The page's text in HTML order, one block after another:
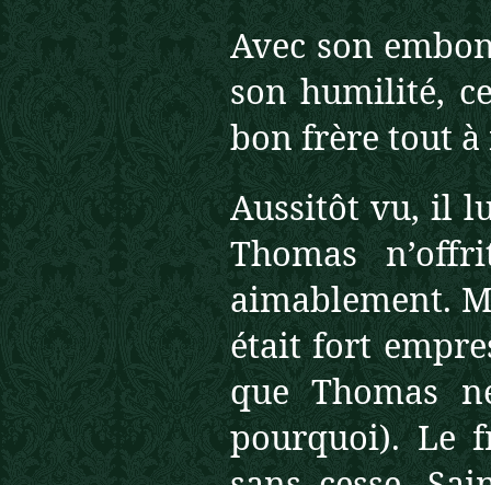
Avec son
son humilité,
bon frère tout
Aussitôt vu, il
Thomas
aimablement.
était fort
que Thomas
pourquoi). Le